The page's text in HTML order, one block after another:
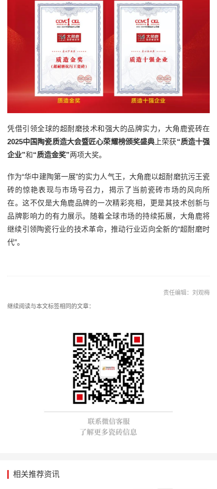
凭借引领全球的超耐磨技术和强大的品牌实力，大角鹿瓷砖在
2025中国陶瓷质造大会暨匠心荣耀榜颁奖盛典 上荣获“质造十强
企业”和“质造金奖”两项大奖。
作为“华中建陶第一展”的实力人气王，大角鹿以超耐磨抗污王瓷
砖的惊艳表现与市场号召力，揭示了当前瓷砖市场的风向所
在。这不仅是大角鹿品牌的一次精彩亮相，更是其技术创新与
品牌影响力的有力展示。随着全球市场的持续拓展，大角鹿将
继续引领陶瓷行业的技术革命，推动行业迈向全新的“超耐磨时
代”。
责任编辑：刘观梅
继续阅读与本文标签相同的文章：
相关推荐资讯